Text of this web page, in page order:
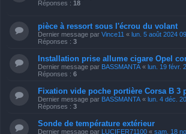
Réponses : 18
pièce à ressort sous l'écrou du volant
Dernier message par Vince11 « lun. 5 août 2024
Réponses : 3
Installation prise allume cigare Opel
Dernier message par BASSMANTA « lun. 19 févr.
Réponses : 6
Fixation vide poche portière Corsa B 3
Dernier message par BASSMANTA « lun. 4 déc.
Réponses : 3
Sonde de température extérieur
Dernier message par LUCIFER71100 « sam. 18